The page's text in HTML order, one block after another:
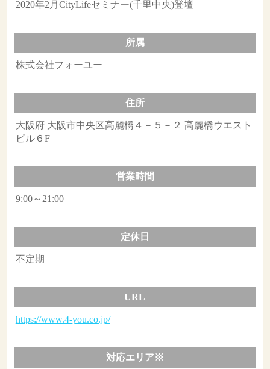
2020年2月CityLifeセミナー(千里中央)登壇
所属
株式会社フォーユー
住所
大阪府 大阪市中央区高麗橋４－５－２ 高麗橋ウエスト
ビル６F
営業時間
9:00～21:00
定休日
不定期
URL
https://www.4-you.co.jp/
対応エリア※